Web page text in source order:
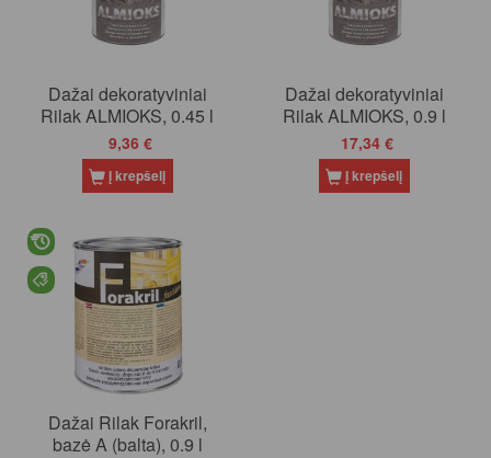
Dažai dekoratyviniai
Rilak ALMIOKS, 0.45 l
9,36 €
Į krepšelį
Dažai dekoratyviniai
Rilak ALMIOKS, 0.9 l
17,34 €
Į krepšelį
Dažai Rilak Forakril,
bazė A (balta), 0.9 l